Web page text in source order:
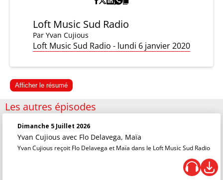
Loft Music Sud Radio
Par Yvan Cujious
Loft Music Sud Radio - lundi 6 janvier 2020
Afficher le résumé
Les autres épisodes
Dimanche 5 Juillet 2026
Yvan Cujious avec Flo Delavega, Maïa
Yvan Cujious reçoit Flo Delavega et Maïa dans le Loft Music Sud Radio